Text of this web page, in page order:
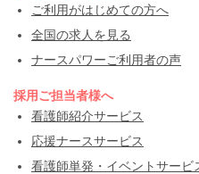
ご利用がはじめての方へ
全国の求人を見る
ナースパワーご利用者の声
採用ご担当者様へ
看護師紹介サービス
応援ナースサービス
看護師単発・イベントサービ